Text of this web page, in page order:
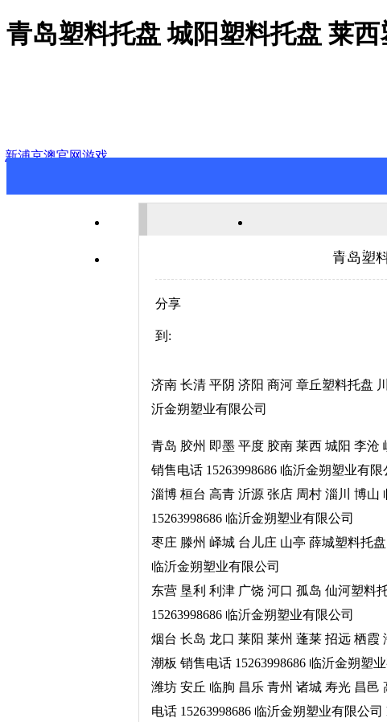
青岛塑料托盘 城阳塑料托盘 莱
新浦京澳官网游戏
关于新浦京澳官
青岛塑
分享
到:
济南 长清 平阴 济阳 商河 章丘塑料托盘
沂金朔塑业有限公司
青岛 胶州 即墨 平度 胶南 莱西 城阳 李
销售电话 15263998686 临沂金朔塑业有限
淄博 桓台 高青 沂源 张店 周村 淄川 博
15263998686 临沂金朔塑业有限公司
枣庄 滕州 峄城 台儿庄 山亭 薛城塑料托
临沂金朔塑业有限公司
东营 垦利 利津 广饶 河口 孤岛 仙河塑料
15263998686 临沂金朔塑业有限公司
烟台 长岛 龙口 莱阳 莱州 蓬莱 招远 栖
潮板 销售电话 15263998686 临沂金朔塑
潍坊 安丘 临朐 昌乐 青州 诸城 寿光 昌
电话 15263998686 临沂金朔塑业有限公司